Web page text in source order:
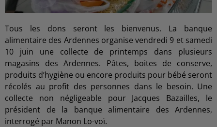
Tous les dons seront les bienvenus. La banque
alimentaire des Ardennes organise vendredi 9 et samedi
10 juin une collecte de printemps dans plusieurs
magasins des Ardennes. Pâtes, boites de conserve,
produits d’hygiène ou encore produits pour bébé seront
récolés au profit des personnes dans le besoin. Une
collecte non négligeable pour Jacques Bazailles, le
président de la banque alimentaire des Ardennes,
interrogé par Manon Lo-voï.